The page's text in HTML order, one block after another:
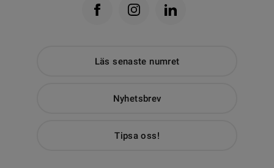
Läs senaste numret
Nyhetsbrev
Tipsa oss!